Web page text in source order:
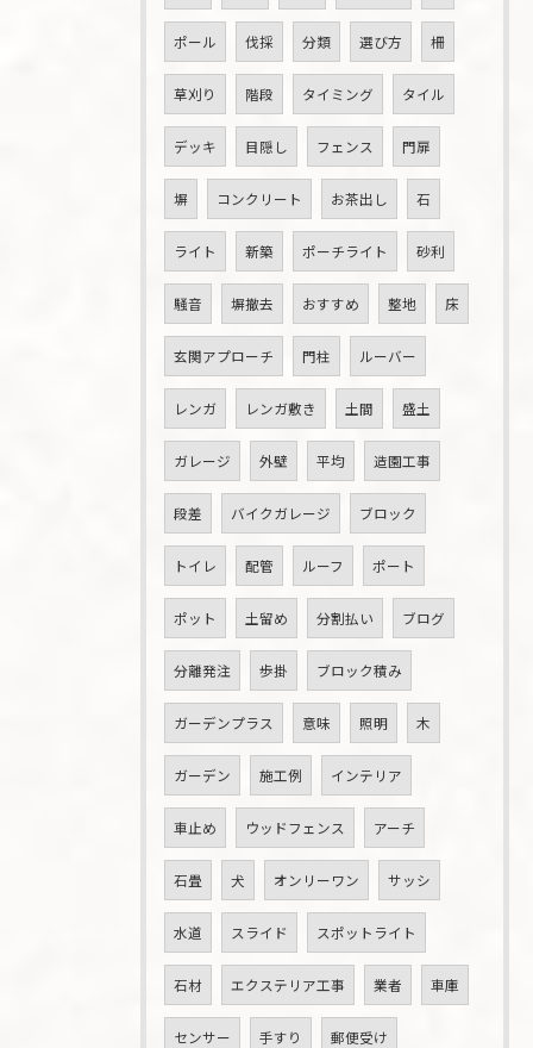
ポール 伐採 分類 選び方 柵
草刈り 階段 タイミング タイル
デッキ 目隠し フェンス 門扉
塀 コンクリート お茶出し 石
ライト 新築 ポーチライト 砂利
騒音 塀撤去 おすすめ 整地 床
玄関アプローチ 門柱 ルーバー
レンガ レンガ敷き 土間 盛土
ガレージ 外壁 平均 造園工事
段差 バイクガレージ ブロック
トイレ 配管 ルーフ ポート
ポット 土留め 分割払い ブログ
分離発注 歩掛 ブロック積み
ガーデンプラス 意味 照明 木
ガーデン 施工例 インテリア
車止め ウッドフェンス アーチ
石畳 犬 オンリーワン サッシ
水道 スライド スポットライト
石材 エクステリア工事 業者 車庫
センサー 手すり 郵便受け